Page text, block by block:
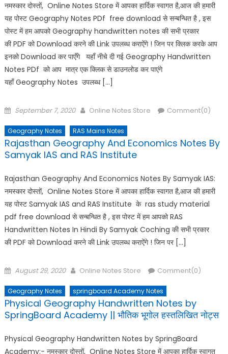
नमस्कार दोस्तों, Online Notes Store में आपका हार्दिक स्वागत है,आज की हमारी
यह पोस्ट Geography Notes PDf free download से सन्बन्धित है , इस
पोस्ट में हम आपको Geography handwritten notes की सभी प्रकार
की PDF को Download करने की Link उपलब्ध कराऐंगे ! जिन पर क्लिक करके आप
इनको Download कर पाएँगे यहाँ नीचे दी गई Geography Handwritten
Notes PDf को आप मात्र एक क्लिक से डाउनलोड कर पाएंगे
यहाँ Geography Notes उपलब्ध […]
Posted
September 7, 2020 Author
Online Notes Store Comment(0)
Geography Notes RAS Mains Notes
Rajasthan Geography And Economics Notes By
Samyak IAS and RAS Institute
Rajasthan Geography And Economics Notes By Samyak IAS:
नमस्कार दोस्तों, Online Notes Store में आपका हार्दिक स्वागत है,आज की हमारी
यह पोस्ट Samyak IAS and RAS Institute के ras study material
pdf free download से सन्बन्धित है , इस पोस्ट में हम आपको RAS
Handwritten Notes In Hindi By Samyak Coching की सभी प्रकार
की PDF को Download करने की Link उपलब्ध कराऐंगे ! जिन पर […]
Posted
August 29, 2020 Author
Online Notes Store Comment(0)
Geography Notes springboard Academy Notes
Physical Geography Handwritten Notes by
SpringBoard Academy || भौतिक भूगोल हस्तलिखित नोट्स
Physical Geography Handwritten Notes by SpringBoard
Academy:- नमस्कार दोस्तों, Online Notes Store में आपका हार्दिक स्वागत